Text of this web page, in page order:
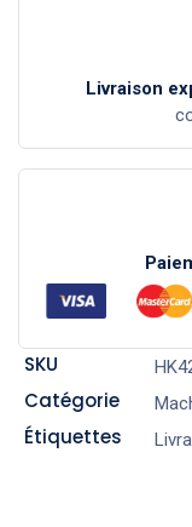
Livraison
SKU
Catégorie
Étiquettes